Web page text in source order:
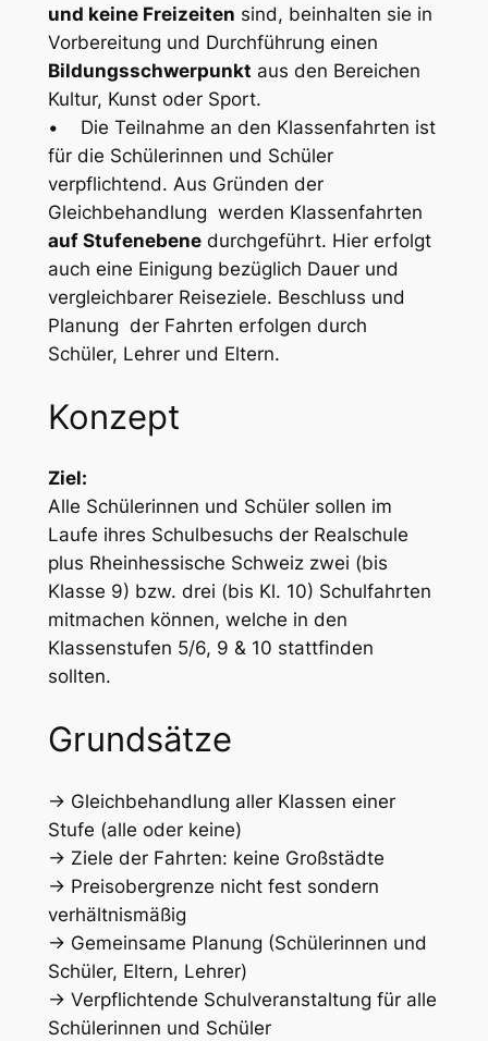
und keine Freizeiten sind, beinhalten sie in
Vorbereitung und Durchführung einen
Bildungsschwerpunkt aus den Bereichen
Kultur, Kunst oder Sport.
• Die Teilnahme an den Klassenfahrten ist
für die Schülerinnen und Schüler
verpflichtend. Aus Gründen der
Gleichbehandlung werden Klassenfahrten
auf Stufenebenedurchgeführt. Hier erfolgt
auch eine Einigung bezüglich Dauer und
vergleichbarer Reiseziele. Beschluss und
Planung der Fahrten erfolgen durch
Schüler, Lehrer und Eltern.
Konzept
Ziel:
Alle Schülerinnen und Schüler sollen im
Laufe ihres Schulbesuchs der Realschule
plus Rheinhessische Schweiz zwei (bis
Klasse 9) bzw. drei (bis Kl. 10) Schulfahrten
mitmachen können, welche in den
Klassenstufen 5/6, 9 & 10 stattfinden
sollten.
Grundsätze
-> Gleichbehandlung aller Klassen einer
Stufe (alle oder keine)
-> Ziele der Fahrten: keine Großstädte
-> Preisobergrenze nicht fest sondern
verhältnismäßig
-> Gemeinsame Planung (Schülerinnen und
Schüler, Eltern, Lehrer)
-> Verpflichtende Schulveranstaltung für alle
Schülerinnen und Schüler